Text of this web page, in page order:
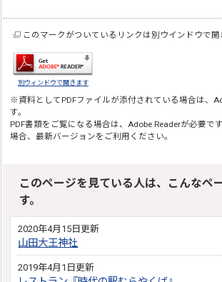
このマークがついているリンクは別ウインドウで開
別ウィンドウで開きます
※資料としてPDFファイルが添付されている場合は、
す。
PDF書類をご覧になる場合は、 Adobe Readerが必要で
場合、最新バージョンをご利用ください。
このページを見ている人は、こんなペ
す。
2020年4月15日更新
山田大王神社
2019年4月1日更新